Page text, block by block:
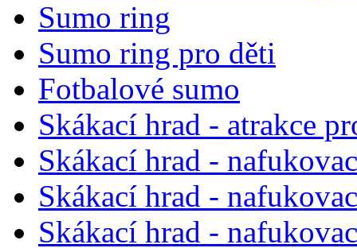
Sumo ring
Sumo ring pro děti
Fotbalové sumo
Skákací hrad - atrakce
Skákací hrad -
Skákací hrad -
Skákací hrad -